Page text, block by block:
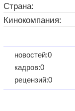
Страна:
Кинокомпания:
новостей:0
кадров:0
рецензий:0